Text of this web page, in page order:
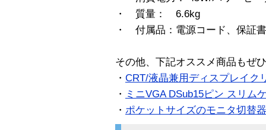
・ 質量： 6.6kg
・ 付属品：電源コード、保証
その他、下記オススメ商品もぜ
・ CRT/液晶兼用ディスプレイク
・ ミニVGA DSub15ピン スリム
・ ポケットサイズのモニタ切替器